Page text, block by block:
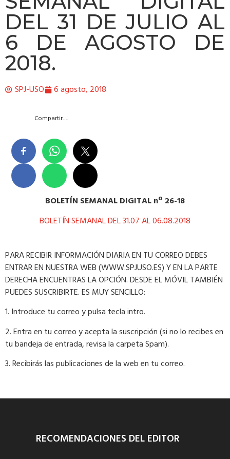
DEL 31 DE JULIO AL
6 DE AGOSTO DE
2018.
SPJ-USO 6 agosto, 2018
Compartir….
BOLETÍN SEMANAL DIGITAL nº 26-18
BOLETÍN SEMANAL DEL 31.07 AL 06.08.2018
PARA RECIBIR INFORMACIÓN DIARIA EN TU CORREO DEBES
ENTRAR EN NUESTRA WEB (WWW.SPJUSO.ES) Y EN LA PARTE
DERECHA ENCUENTRAS LA OPCIÓN. DESDE EL MÓVIL TAMBIÉN
PUEDES SUSCRIBIRTE. ES MUY SENCILLO:
1. Introduce tu correo y pulsa tecla intro.
2. Entra en tu correo y acepta la suscripción (si no lo recibes en
tu bandeja de entrada, revisa la carpeta Spam).
3. Recibirás las publicaciones de la web en tu correo.
RECOMENDACIONES DEL EDITOR